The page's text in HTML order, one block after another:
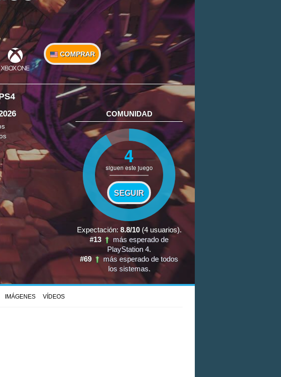
COMPRAR
COMUNIDAD
4
siguen este juego
SEGUIR
Expectación: 8.8/10(4usuarios).
#13
más esperado de
PlayStation 4.
#69
más esperado de todos
los sistemas.
IMÁGENES VÍDEOS